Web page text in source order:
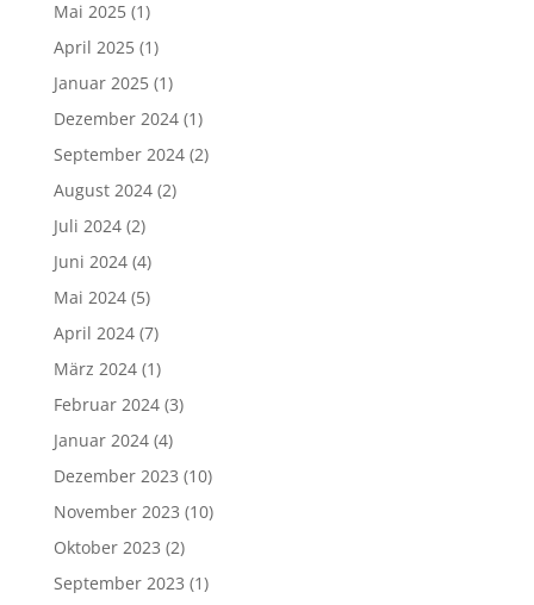
Mai 2025(1)
April 2025(1)
Januar 2025(1)
Dezember 2024(1)
September 2024(2)
August 2024(2)
Juli 2024(2)
Juni 2024(4)
Mai 2024(5)
April 2024(7)
März 2024(1)
Februar 2024(3)
Januar 2024(4)
Dezember 2023 (10)
November 2023 (10)
Oktober 2023 (2)
September 2023 (1)